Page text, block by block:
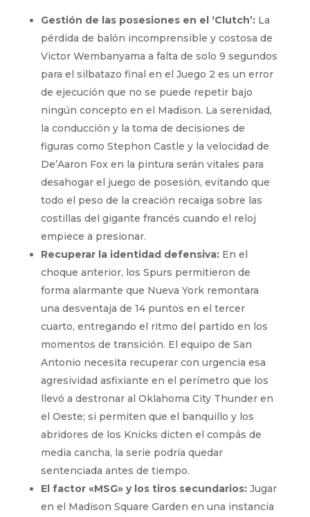
Gestión de las posesiones en el ‘Clutch’:La
pérdida de balón incomprensible y costosa de
Victor Wembanyama a falta de solo 9 segundos
para el silbatazo final en el Juego 2 es un error
de ejecución que no se puede repetir bajo
ningún concepto en el Madison. La serenidad,
la conducción y la toma de decisiones de
figuras como Stephon Castle y la velocidad de
De’Aaron Fox en la pintura serán vitales para
desahogar el juego de posesión, evitando que
todo el peso de la creación recaiga sobre las
costillas del gigante francés cuando el reloj
empiece a presionar.
Recuperar la identidad defensiva:En el
choque anterior, los Spurs permitieron de
forma alarmante que Nueva York remontara
una desventaja de 14 puntos en el tercer
cuarto, entregando el ritmo del partido en los
momentos de transición. El equipo de San
Antonio necesita recuperar con urgencia esa
agresividad asfixiante en el perímetro que los
llevó a destronar al Oklahoma City Thunder en
el Oeste; si permiten que el banquillo y los
abridores de los Knicks dicten el compás de
media cancha, la serie podría quedar
sentenciada antes de tiempo.
El factor «MSG» y los tiros secundarios:Jugar
en el Madison Square Garden en una instancia